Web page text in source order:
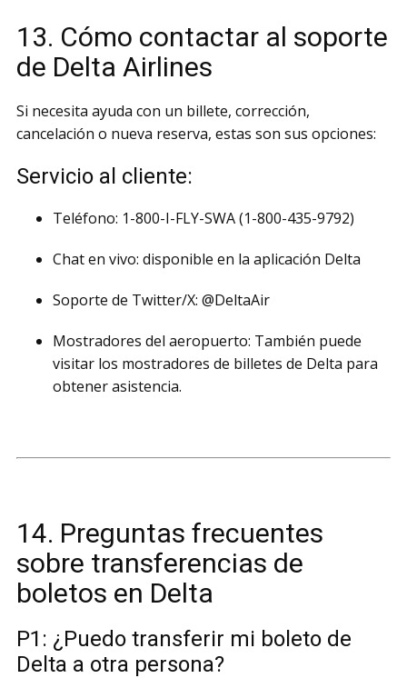
13. Cómo contactar al soporte
de Delta Airlines
Si necesita ayuda con un billete, corrección,
cancelación o nueva reserva, estas son sus opciones:
Servicio al cliente:
Teléfono: 1-800-I-FLY-SWA (1-800-435-9792)
Chat en vivo: disponible en la aplicación Delta
Soporte de Twitter/X: @DeltaAir
Mostradores del aeropuerto: También puede
visitar los mostradores de billetes de Delta para
obtener asistencia.
14. Preguntas frecuentes
sobre transferencias de
boletos en Delta
P1: ¿Puedo transferir mi boleto de
Delta a otra persona?